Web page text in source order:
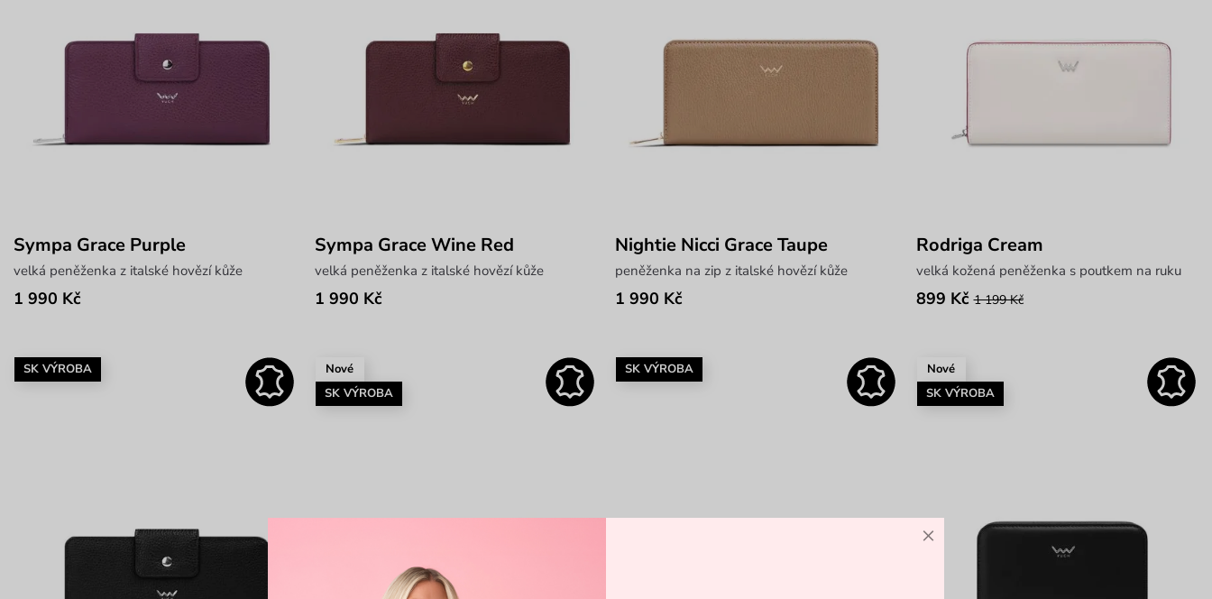
Sympa Grace Purple
velká peněženka z italské hovězí kůže
1 990 Kč
Sympa Grace Wine Red
velká peněženka z italské hovězí kůže
1 990 Kč
Nightie Nicci Grace Taupe
peněženka na zip z italské hovězí kůže
1 990 Kč
Rodriga Cream
velká kožená peněženka s poutkem na ruku
899 Kč 1 199 Kč
SK VÝROBA
Nové
SK VÝROBA
SK VÝROBA
Nové
SK VÝROBA
×